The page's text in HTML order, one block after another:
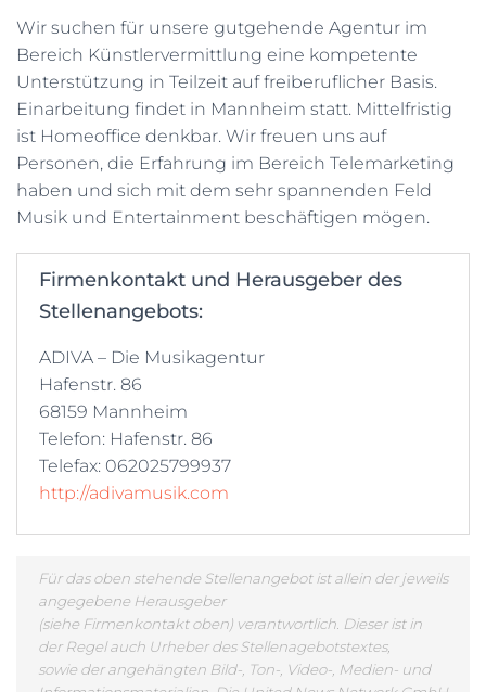
Wir suchen für unsere gutgehende Agentur im
Bereich Künstlervermittlung eine kompetente
Unterstützung in Teilzeit auf freiberuflicher Basis.
Einarbeitung findet in Mannheim statt. Mittelfristig
ist Homeoffice denkbar. Wir freuen uns auf
Personen, die Erfahrung im Bereich Telemarketing
haben und sich mit dem sehr spannenden Feld
Musik und Entertainment beschäftigen mögen.
Firmenkontakt und Herausgeber des
Stellenangebots:
ADIVA – Die Musikagentur
Hafenstr. 86
68159 Mannheim
Telefon: Hafenstr. 86
Telefax: 062025799937
http://adivamusik.com
Für das oben stehende Stellenangebot ist allein der jeweils
angegebene Herausgeber
(siehe Firmenkontakt oben) verantwortlich. Dieser ist in
der Regel auch Urheber des Stellenagebotstextes,
sowie der angehängten Bild-, Ton-, Video-, Medien- und